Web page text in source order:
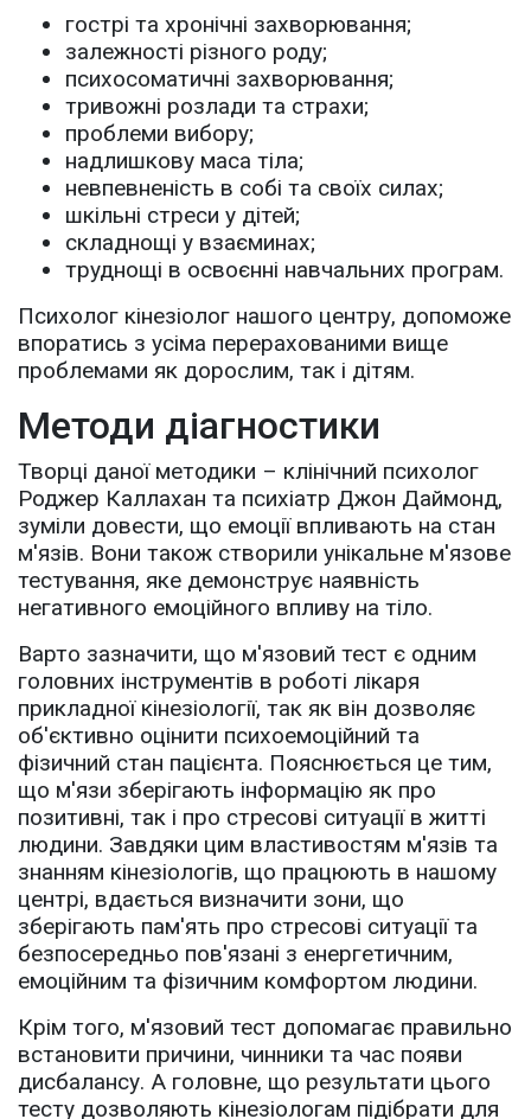
гострі та хронічні захворювання;
залежності різного роду;
психосоматичні захворювання;
тривожні розлади та страхи;
проблеми вибору;
надлишкову маса тіла;
невпевненість в собі та своїх силах;
шкільні стреси у дітей;
складнощі у взаєминах;
труднощі в освоєнні навчальних програм.
Психолог кінезіолог нашого центру, допоможе
впоратись з усіма перерахованими вище
проблемами як дорослим, так і дітям.
Методи діагностики
Творці даної методики – клінічний психолог
Роджер Каллахан та психіатр Джон Даймонд,
зуміли довести, що емоції впливають на стан
м'язів. Вони також створили унікальне м'язове
тестування, яке демонструє наявність
негативного емоційного впливу на тіло.
Варто зазначити, що м'язовий тест є одним
головних інструментів в роботі лікаря
прикладної кінезіології, так як він дозволяє
об'єктивно оцінити психоемоційний та
фізичний стан пацієнта. Пояснюється це тим,
що м'язи зберігають інформацію як про
позитивні, так і про стресові ситуації в житті
людини. Завдяки цим властивостям м'язів та
знанням кінезіологів, що працюють в нашому
центрі, вдається визначити зони, що
зберігають пам'ять про стресові ситуації та
безпосередньо пов'язані з енергетичним,
емоційним та фізичним комфортом людини.
Крім того, м'язовий тест допомагає правильно
встановити причини, чинники та час появи
дисбалансу. А головне, що результати цього
тесту дозволяють кінезіологам підібрати для